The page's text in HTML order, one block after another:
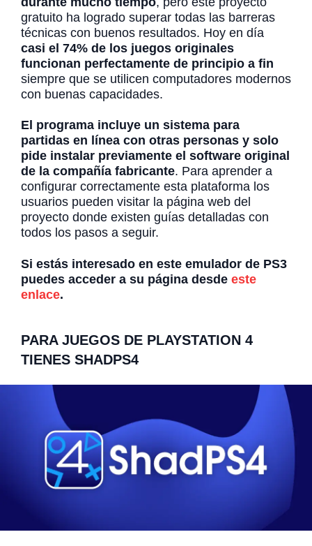
gratuito ha logrado superar todas las barreras
técnicas con buenos resultados. Hoy en día
casi el 74% de los juegos originales
funcionan perfectamente de principio a fin
siempre que se utilicen computadores modernos
con buenas capacidades.
El programa incluye un sistema para
partidas en línea con otras personas y solo
pide instalar previamente el software original
de la compañía fabricante. Para aprender a
configurar correctamente esta plataforma los
usuarios pueden visitar la página web del
proyecto donde existen guías detalladas con
todos los pasos a seguir.
Si estás interesado en este emulador de PS3
puedes acceder a su página desde este
enlace.
PARA JUEGOS DE PLAYSTATION 4
TIENES SHADPS4